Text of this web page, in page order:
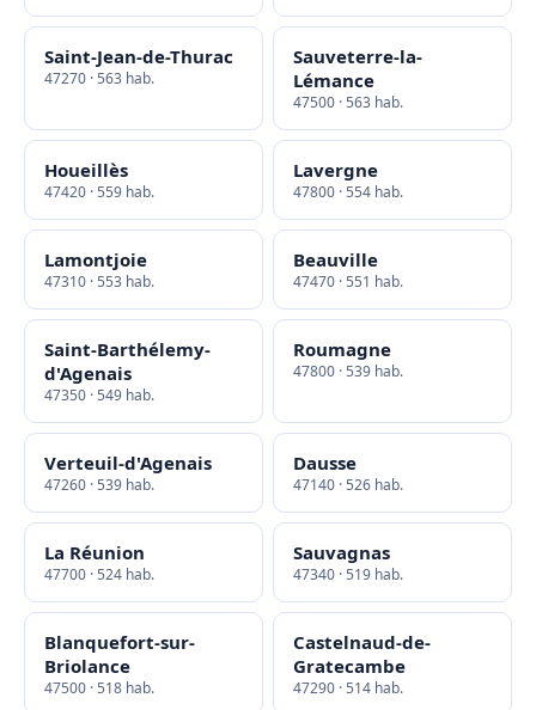
Saint-Jean-de-Thurac
47270 · 563 hab.
Sauveterre-la-
Lémance
47500 · 563 hab.
Houeillès
47420 · 559 hab.
Lavergne
47800 · 554 hab.
Lamontjoie
47310 · 553 hab.
Beauville
47470 · 551 hab.
Saint-Barthélemy-
d'Agenais
47350 · 549 hab.
Roumagne
47800 · 539 hab.
Verteuil-d'Agenais
47260 · 539 hab.
Dausse
47140 · 526 hab.
La Réunion
47700 · 524 hab.
Sauvagnas
47340 · 519 hab.
Blanquefort-sur-
Briolance
47500 · 518 hab.
Castelnaud-de-
Gratecambe
47290 · 514 hab.